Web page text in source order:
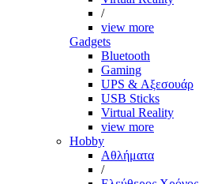
/
view more
Gadgets
Bluetooth
Gaming
UPS & Αξεσουάρ
USB Sticks
Virtual Reality
view more
Hobby
Αθλήματα
/